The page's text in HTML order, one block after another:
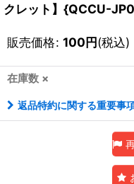
クレット】{QCCU-
販売価格: 100円(税込)
在庫数 ×
返品特約に関する重要事